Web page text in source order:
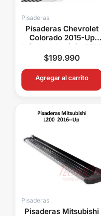
Pisaderas
Pisaderas Chevrolet
Colorado 2015-Up
Wimbo Aluminio OEM
Sin Soldadura Alta
Resistencia
$199.990
Agregar al carrito
Pisaderas
Pisaderas Mitsubishi